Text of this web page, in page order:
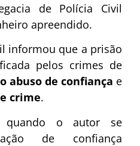
de Polícia Civil
apreendido.
informou que a prisão
pelos crimes de
abuso de confiança e
crime.
quando o autor se
de confiança